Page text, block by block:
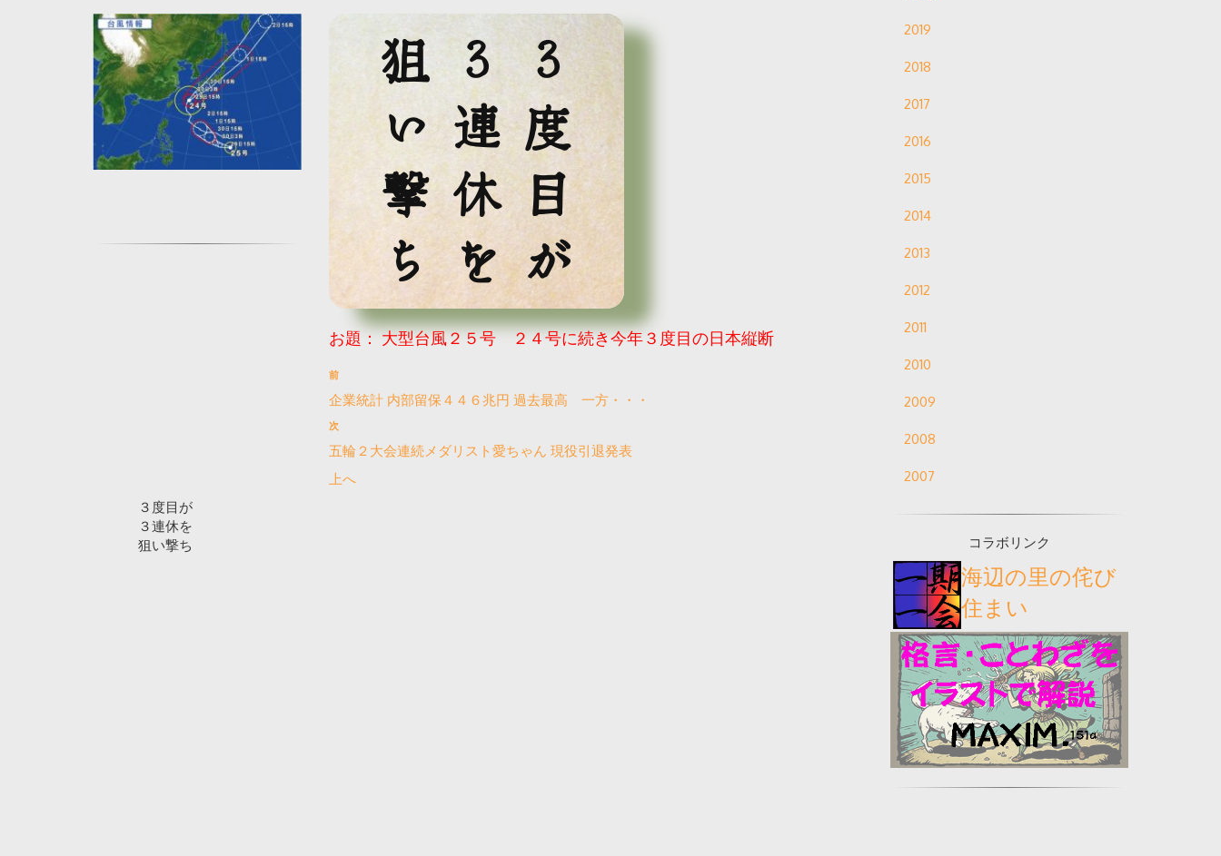
３度目が
３連休を
狙い撃ち
お題：大型台風２５号 ２４号に続き今年３度目の日本縦断
前
企業統計 内部留保４４６兆円 過去最高 一方・・・
次
五輪２大会連続メダリスト愛ちゃん 現役引退発表
上へ
３度目が
３連休を
狙い撃ち
2019
2018
2017
2016
2015
2014
2013
2012
2011
2010
2009
2008
2007
コラボリンク
海辺の里の侘び
住まい